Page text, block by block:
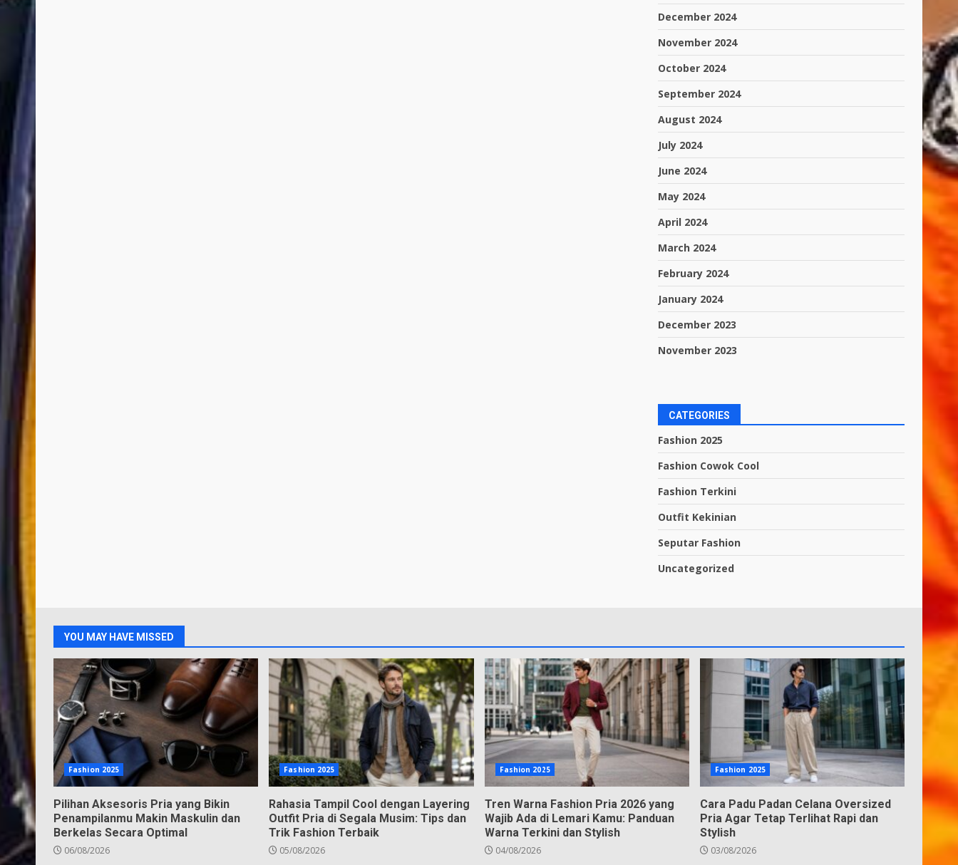
December 2024
November 2024
October 2024
September 2024
August 2024
July 2024
June 2024
May 2024
April 2024
March 2024
February 2024
January 2024
December 2023
November 2023
CATEGORIES
Fashion 2025
Fashion Cowok Cool
Fashion Terkini
Outfit Kekinian
Seputar Fashion
Uncategorized
YOU MAY HAVE MISSED
Fashion 2025
Pilihan Aksesoris Pria yang Bikin
Penampilanmu Makin Maskulin dan
Berkelas Secara Optimal
06/08/2026
Fashion 2025
Rahasia Tampil Cool dengan Layering
Outfit Pria di Segala Musim: Tips dan
Trik Fashion Terbaik
05/08/2026
Fashion 2025
Tren Warna Fashion Pria 2026 yang
Wajib Ada di Lemari Kamu: Panduan
Warna Terkini dan Stylish
04/08/2026
Fashion 2025
Cara Padu Padan Celana Oversized
Pria Agar Tetap Terlihat Rapi dan
Stylish
03/08/2026